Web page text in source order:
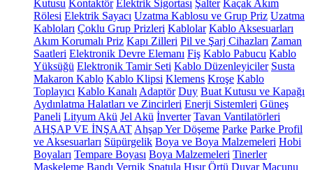
Kutusu Kontaktör Elektrik Sigortası Şalter Kaçak Akım
Rölesi Elektrik Sayacı Uzatma Kablosu ve Grup Priz Uzatma
Kabloları Çoklu Grup Prizleri Kablolar Kablo Aksesuarları
Akım Korumalı Priz Kapı Zilleri Pil ve Şarj Cihazları Zaman
Saatleri Elektronik Devre Elemanı Fiş Kablo Pabucu Kablo
Yüksüğü Elektronik Tamir Seti Kablo Düzenleyiciler Susta
Makaron Kablo Kablo Klipsi Klemens Kroşe Kablo
Toplayıcı Kablo Kanalı Adaptör Duy Buat Kutusu ve Kapağı
Aydınlatma Halatları ve Zincirleri Enerji Sistemleri Güneş
Paneli Lityum Akü Jel Akü İnverter Tavan Vantilatörleri
AHŞAP VE İNŞAAT Ahşap Yer Döşeme Parke Parke Profil
ve Aksesuarları Süpürgelik Boya ve Boya Malzemeleri Hobi
Boyaları Tempare Boyası Boya Malzemeleri Tinerler
Maskeleme Bandı Vernik Spatula Hışır Örtü Duvar Macunu